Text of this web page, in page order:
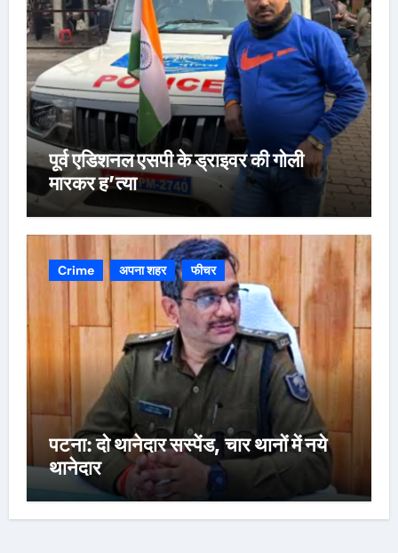
पूर्व एडिशनल एसपी के ड्राइवर की गोली
मारकर ह’त्या
Crime अपना शहर फीचर
पटना: दो थानेदार सस्पेंड, चार थानों में नये
थानेदार